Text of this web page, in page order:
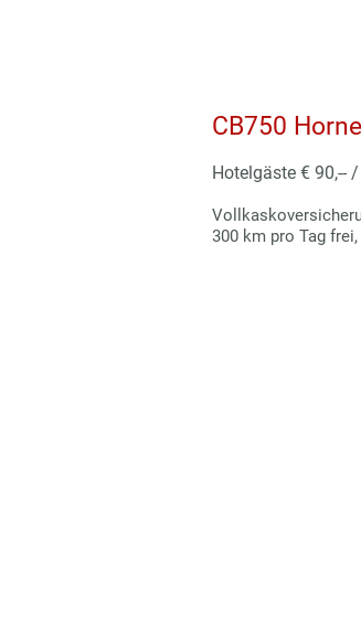
CB750
Hotelgäste € 90,--
300 km pro Tag